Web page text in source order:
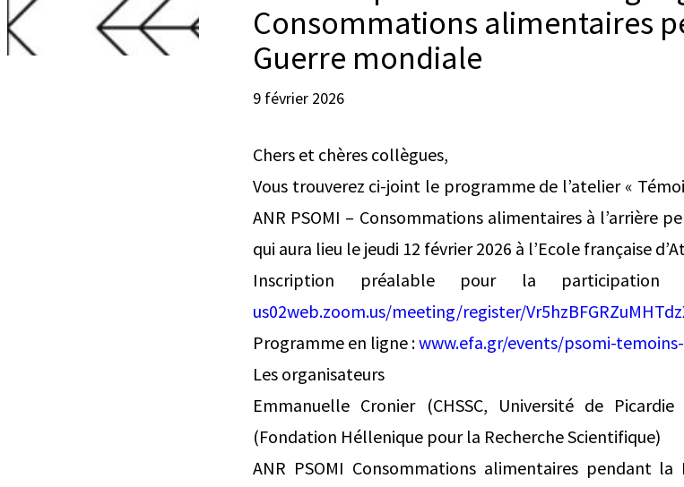
Consommations alimentaires
Guerre mondiale
9 février 2026
Chers et chères collègues,
Vous trouverez ci-joint le programme de l’atelier «
ANR PSOMI – Consommations alimentaires à l’arrière
qui aura lieu le jeudi 12 février 2026 à l’Ecole française
Inscription préalable pour la
us02web.zoom.us/meeting/register/
Programme en ligne :www.efa.gr/events/psomi-
Les organisateurs
Emmanuelle Cronier (CHSSC, Université de
(Fondation Héllenique pour la Recherche Scientifique)
ANR PSOMI Consommations alimentaires pendant la